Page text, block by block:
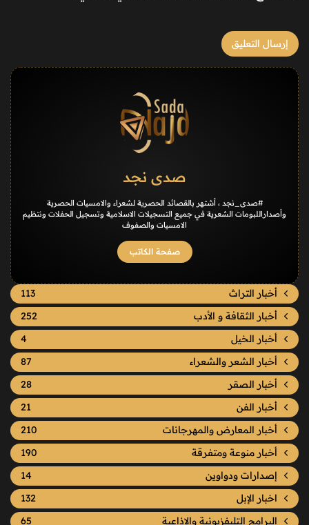
صدى نجد
#صدى_نجد ، أشتهر بالقصائد الحصرية لشعراء والامسيات الحصرية
وأصداراللبومات الشعرية في جميع التسجيلات الاسلامية وتسجيل الحفلات ونتظيم
الامسيات والصفوف
صفحة الكاتب
أخبار التراث
113
أخبار الثقافة و الأدب
252
أخبار الخيل
4
أخبار الشعر والشعراء
87
أخبار الصقر
28
أخبار الفن
21
أخبار المعارض والمهرجانات
210
أخبار منوعة ومتفرقة
190
إصدارات ودواوين
14
اخبار الإبل
132
البرامج التليفزيونية والإذاعية
65